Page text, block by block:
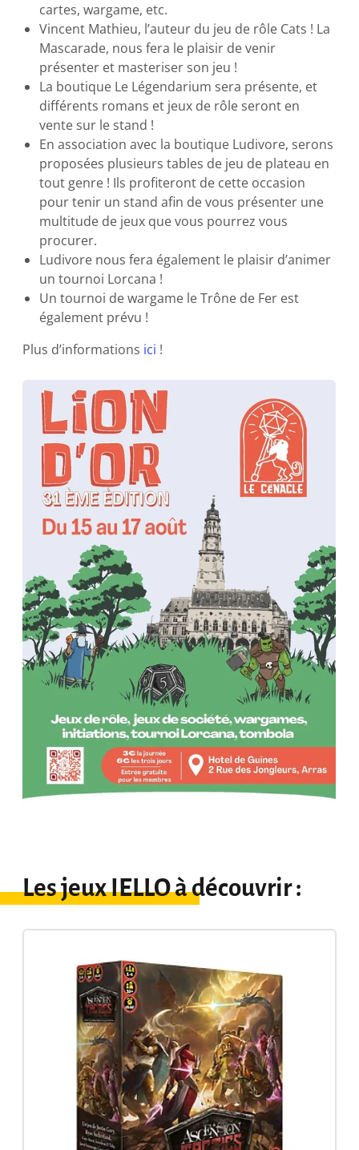
cartes, wargame, etc.
Vincent Mathieu, l’auteur du jeu de rôle Cats ! La
Mascarade, nous fera le plaisir de venir
présenter et masteriser son jeu !
La boutique Le Légendarium sera présente, et
différents romans et jeux de rôle seront en
vente sur le stand !
En association avec la boutique Ludivore, serons
proposées plusieurs tables de jeu de plateau en
tout genre ! Ils profiteront de cette occasion
pour tenir un stand afin de vous présenter une
multitude de jeux que vous pourrez vous
procurer.
Ludivore nous fera également le plaisir d’animer
un tournoi Lorcana !
Un tournoi de wargame le Trône de Fer est
également prévu !
Plus d’informations ici !
Les jeux IELLO à découvrir :